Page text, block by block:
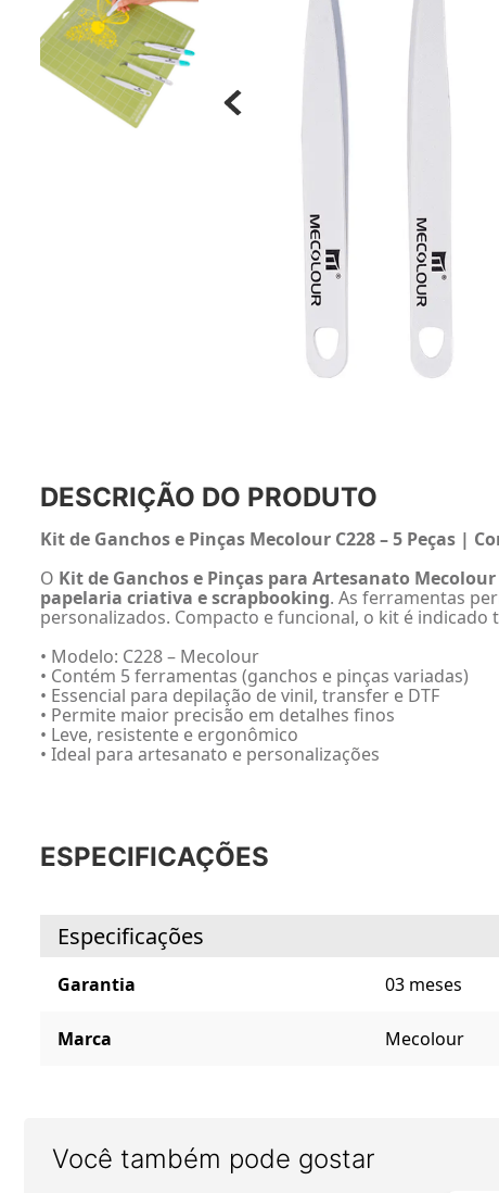
Materiais
Acrílicos
Alumínio
Cerâmica
Cortiça
DESCRIÇÃO DO PRODUTO
Kit de Ganchos e Pinças Mecolour C228 – 5 Peças |
O Kit de Ganchos e Pinças para Artesanato Mecolour
papelaria criativa e scrapbooking. As ferramentas
personalizados. Compacto e funcional, o kit é
• Modelo: C228 – Mecolour
• Contém 5 ferramentas (ganchos e pinças variadas)
• Essencial para depilação de vinil, transfer e DTF
• Permite maior precisão em detalhes finos
• Leve, resistente e ergonômico
• Ideal para artesanato e personalizações
ESPECIFICAÇÕES
Especificações
Garantia 03 meses
Marca Mecolour
Você também pode gostar